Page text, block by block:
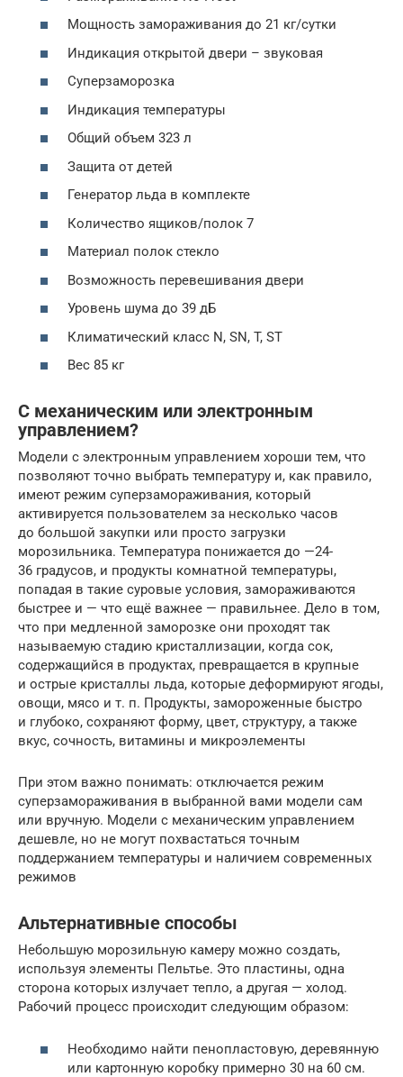
Мощность замораживания до 21 кг/сутки
Индикация открытой двери – звуковая
Суперзаморозка
Индикация температуры
Общий объем 323 л
Защита от детей
Генератор льда в комплекте
Количество ящиков/полок 7
Материал полок стекло
Возможность перевешивания двери
Уровень шума до 39 дБ
Климатический класс N, SN, T, ST
Вес 85 кг
С механическим или электронным
управлением?
Модели с электронным управлением хороши тем, что
позволяют точно выбрать температуру и, как правило,
имеют режим суперзамораживания, который
активируется пользователем за несколько часов
до большой закупки или просто загрузки
морозильника. Температура понижается до —24-
36 градусов, и продукты комнатной температуры,
попадая в такие суровые условия, замораживаются
быстрее и — что ещё важнее — правильнее. Дело в том,
что при медленной заморозке они проходят так
называемую стадию кристаллизации, когда сок,
содержащийся в продуктах, превращается в крупные
и острые кристаллы льда, которые деформируют ягоды,
овощи, мясо и т. п. Продукты, замороженные быстро
и глубоко, сохраняют форму, цвет, структуру, а также
вкус, сочность, витамины и микроэлементы
При этом важно понимать: отключается режим
суперзамораживания в выбранной вами модели сам
или вручную. Модели с механическим управлением
дешевле, но не могут похвастаться точным
поддержанием температуры и наличием современных
режимов
Альтернативные способы
Небольшую морозильную камеру можно создать,
используя элементы Пельтье. Это пластины, одна
сторона которых излучает тепло, а другая — холод.
Рабочий процесс происходит следующим образом:
Необходимо найти пенопластовую, деревянную
или картонную коробку примерно 30 на 60 см.